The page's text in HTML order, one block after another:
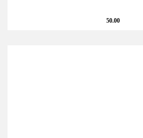
50.00